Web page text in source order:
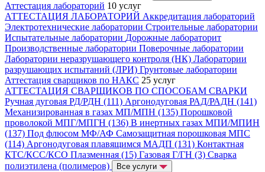
Аттестация лабораторий 10 услуг
АТТЕСТАЦИЯ ЛАБОРАТОРИЙ Аккредитация лабораторий
Электротехнические лаборатории Строительные лаборатории
Испытательные лаборатории Дорожные лабораторит
Производственные лаборатории Поверочные лаборатории
Лаборатории неразрушающего контроля (НК) Лаборатории
разрушающих испытаний (ЛРИ) Грунтовые лаборатории
Аттестация сварщиков по НАКС 25 услуг
АТТЕСТАЦИЯ СВАРЩИКОВ ПО СПОСОБАМ СВАРКИ
Ручная дуговая РД/РДН (111) Аргонодуговая РАД/РАДН (141)
Механизированная в газах МП/МПН (135) Порошковой
проволокой МПГ/МПГН (136) В инертных газах МПИ/МПИН
(137) Под флюсом МФ/АФ Самозащитная порошковая МПС
(114) Аргонодуговая плавящимся МАДП (131) Контактная
КТС/КСС/КСО Плазменная (15) Газовая Г/ГН (3) Сварка
полиэтилена (полимеров)
Все услуги